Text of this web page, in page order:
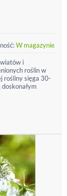
W magazynie
i
roślin w
rośliny sięga 30-